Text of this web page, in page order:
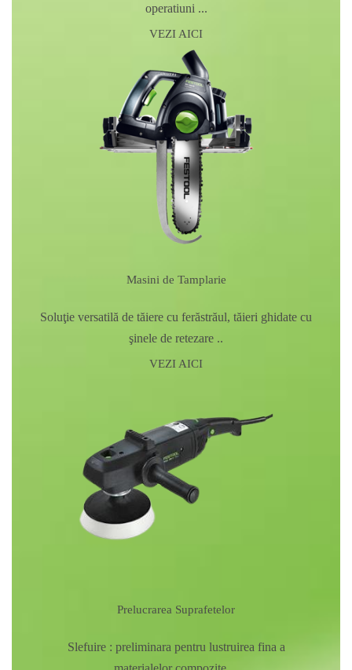
operatiuni ...
VEZI AICI
Masini de Tamplarie
Soluţie versatilă de tăiere cu ferăstrăul, tăieri ghidate cu
şinele de retezare ..
VEZI AICI
Prelucrarea Suprafetelor
Slefuire : preliminara pentru lustruirea fina a